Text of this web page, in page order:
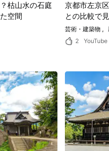
枯山水の石庭
空間
京都市左京
との比較で
芸術・建築物
2
YouTube